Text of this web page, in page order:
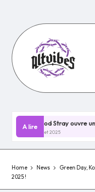
content
A lire
Stray ouvre un nouveau
Home News
Green Day,
2025 !